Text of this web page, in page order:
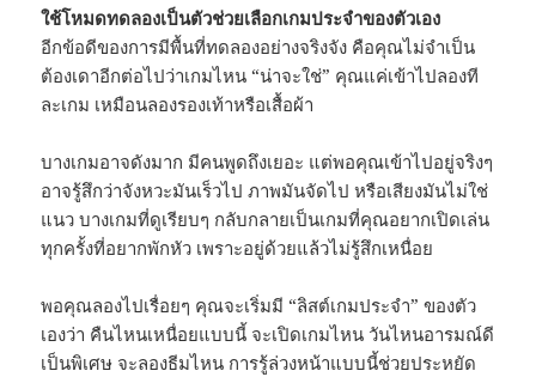
ใช้โหมดทดลองเป็นตัวช่วยเลือกเกมประจำของตัวเอง
อีกข้อดีของการมีพื้นที่ทดลองอย่างจริงจัง คือคุณไม่จำเป็น
ต้องเดาอีกต่อไปว่าเกมไหน “น่าจะใช่” คุณแค่เข้าไปลองที
ละเกม เหมือนลองรองเท้าหรือเสื้อผ้า
บางเกมอาจดังมาก มีคนพูดถึงเยอะ แต่พอคุณเข้าไปอยู่จริงๆ
อาจรู้สึกว่าจังหวะมันเร็วไป ภาพมันจัดไป หรือเสียงมันไม่ใช่
แนว บางเกมที่ดูเรียบๆ กลับกลายเป็นเกมที่คุณอยากเปิดเล่น
ทุกครั้งที่อยากพักหัว เพราะอยู่ด้วยแล้วไม่รู้สึกเหนื่อย
พอคุณลองไปเรื่อยๆ คุณจะเริ่มมี “ลิสต์เกมประจำ” ของตัว
เองว่า คืนไหนเหนื่อยแบบนี้ จะเปิดเกมไหน วันไหนอารมณ์ดี
เป็นพิเศษ จะลองธีมไหน การรู้ล่วงหน้าแบบนี้ช่วยประหยัด